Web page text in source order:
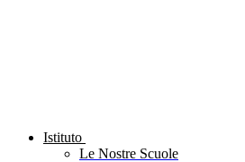
Istituto
Le Nostre Scuole